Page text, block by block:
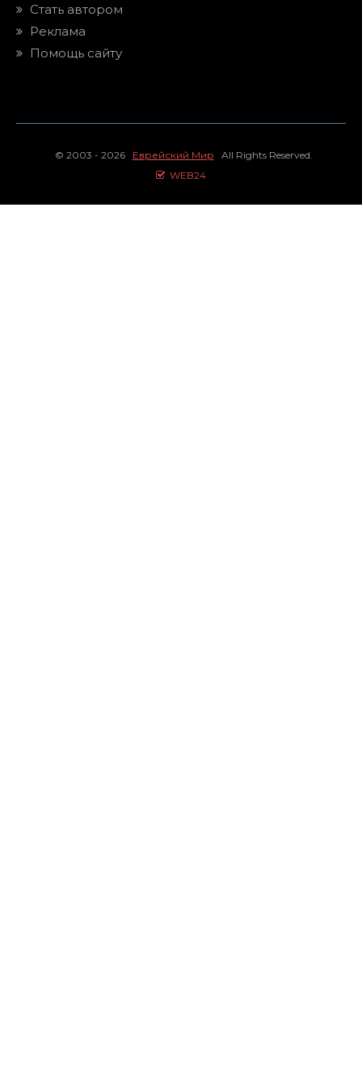
Стать автором
Реклама
Помощь сайту
© 2003 - 2026 Еврейский Мир All Rights Reserved.
WEB24